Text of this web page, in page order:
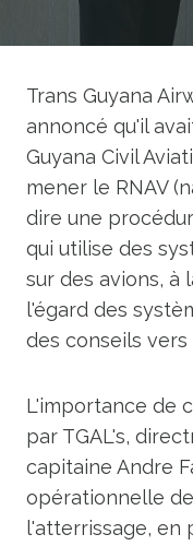
Trans Guyana
annoncé qu'il
Guyana Civil
mener le RNAV
dire une
qui utilise des
sur des avions, à
l'égard des
des conseils
L'importance de
par TGAL's,
capitaine Andre
opérationnelle
l'atterrissage, en